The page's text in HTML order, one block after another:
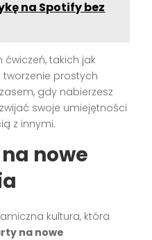
na Spotify bez
takich jak
prostych
gdy nabierzesz
swoje umiejętności
z innymi.
nowe
kultura, która
na nowe